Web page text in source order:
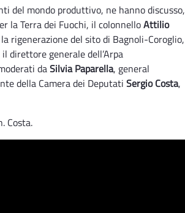
del mondo produttivo, ne hanno discusso,
la Terra dei Fuochi, il colonnelloAttilio
rigenerazione del sito di Bagnoli-Coroglio,
il direttore generale dell’Arpa
daSilvia Paparella, general
della Camera dei Deputati Sergio Costa,
Costa.